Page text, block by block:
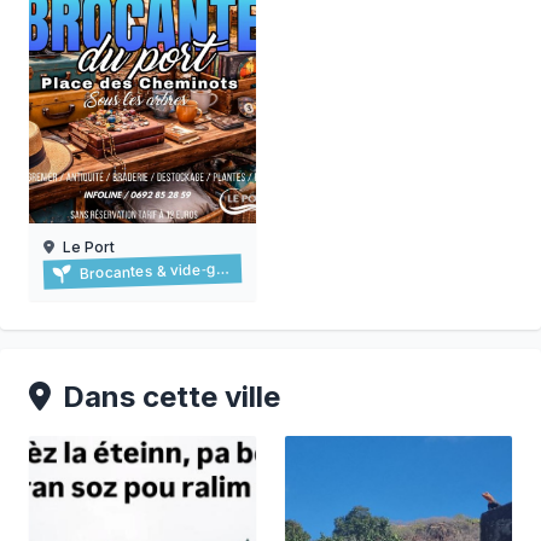
Brocante du port
06/09/2026
Le Port
Brocantes & vide‑greniers
Dans cette ville